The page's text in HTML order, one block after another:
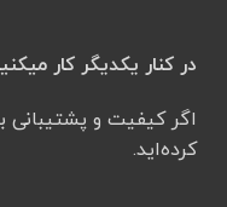
در کنار یکدیگر کار
اگر کیفیت و پشتیبانی
کرده‌اید.